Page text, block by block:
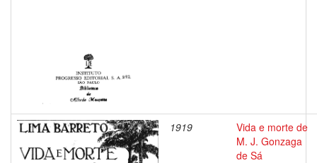
1919
Vida e morte de
M. J. Gonzaga
de Sá